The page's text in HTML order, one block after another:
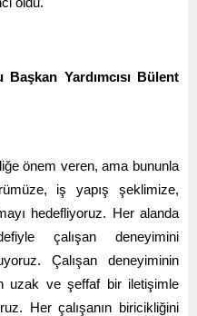
Yardımcısı Bülent
önem veren, ama bununla
iş yapış şeklimize,
hedefliyoruz. Her alanda
çalışan deneyimini
Çalışan deneyiminin
uzak ve şeffaf bir iletişimle
Her çalışanın biricikliğini